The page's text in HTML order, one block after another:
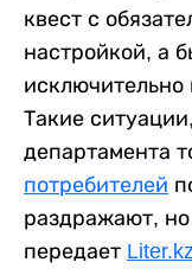
квест с
настройкой, а
исключительно
Такие
департамента
потребителей
раздражают, но
передает